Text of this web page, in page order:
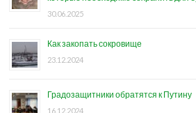
30.06.2025
Как закопать сокровище
23.12.2024
Градозащитники обратятся к Путину
16.12.2024